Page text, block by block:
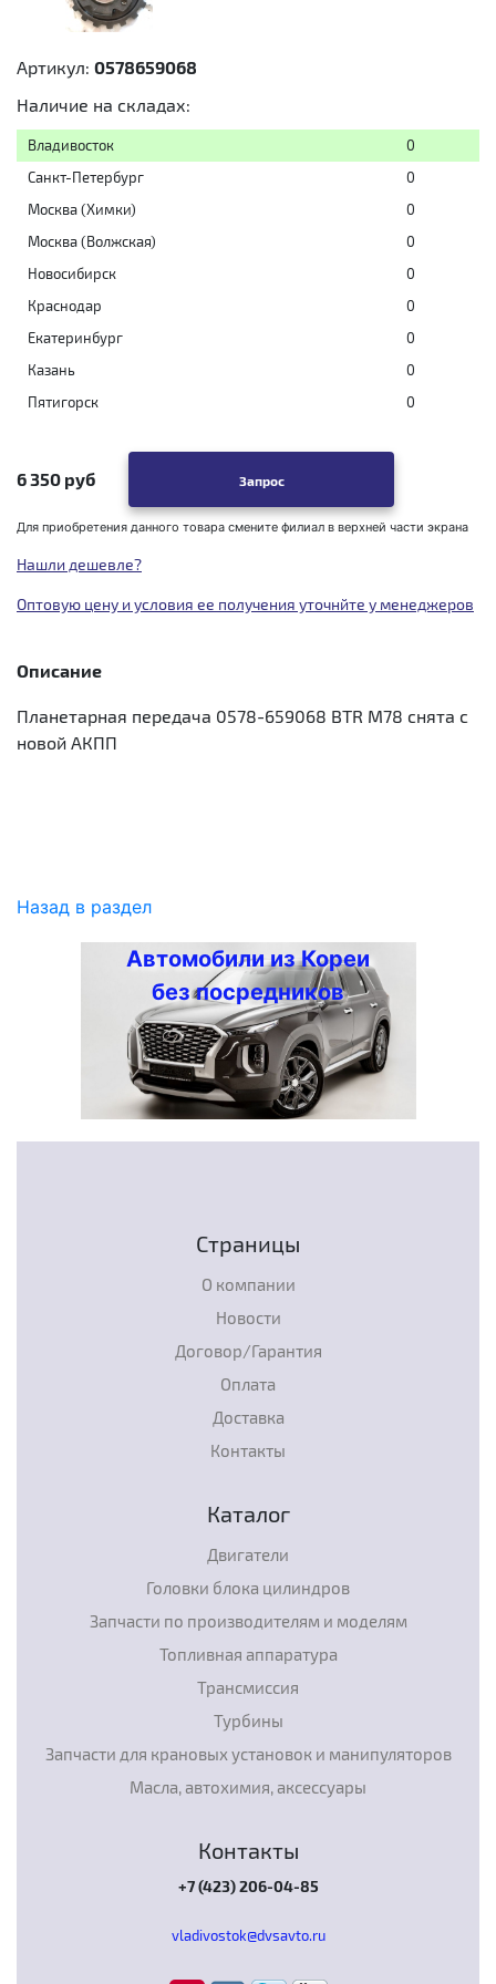
Артикул: 0578659068
Наличие на складах:
Владивосток
0
Санкт-Петербург
0
Москва (Химки)
0
Москва (Волжская)
0
Новосибирск
0
Краснодар
0
Екатеринбург
0
Казань
0
Пятигорск
0
6 350 руб Запрос
Для приобретения данного товара смените филиал в верхней части экрана
Нашли дешевле?
Оптовую цену и условия ее получения уточнйте у менеджеров
Описание
Планетарная передача 0578-659068 BTR M78 снята с
новой АКПП
Назад в раздел
Автомобили из Кореи
без посредников
Страницы
О компании
Новости
Договор/Гарантия
Оплата
Доставка
Контакты
Каталог
Двигатели
Головки блока цилиндров
Запчасти по производителям и моделям
Топливная аппаратура
Трансмиссия
Турбины
Запчасти для крановых установок и манипуляторов
Масла, автохимия, аксессуары
Контакты
+7 (423) 206-04-85
vladivostok@dvsavto.ru